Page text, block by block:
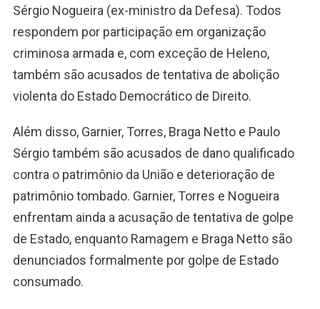
Sérgio Nogueira (ex-ministro da Defesa). Todos
respondem por participação em organização
criminosa armada e, com exceção de Heleno,
também são acusados de tentativa de abolição
violenta do Estado Democrático de Direito.
Além disso, Garnier, Torres, Braga Netto e Paulo
Sérgio também são acusados de dano qualificado
contra o patrimônio da União e deterioração de
patrimônio tombado. Garnier, Torres e Nogueira
enfrentam ainda a acusação de tentativa de golpe
de Estado, enquanto Ramagem e Braga Netto são
denunciados formalmente por golpe de Estado
consumado.